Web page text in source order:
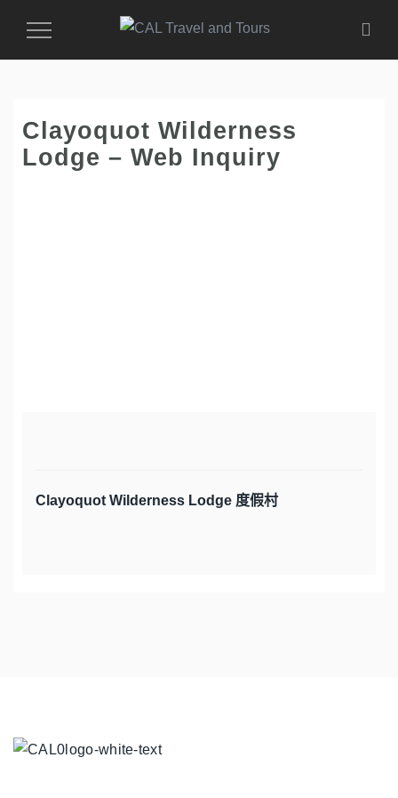
Toggle
Clayoquot Wilderness
Lodge – Web Inquiry
Clayoquot Wilderness Lodge 度假村